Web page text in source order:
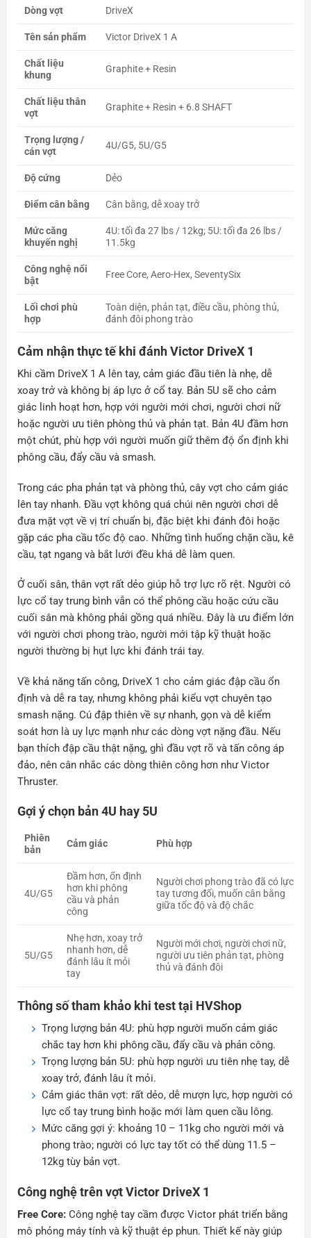
Dòng vợt DriveX
Tên sản phẩm Victor DriveX 1 A
Chất liệu
khung
Graphite + Resin
Chất liệu thân
vợt
Graphite + Resin + 6.8 SHAFT
Trọng lượng /
cán vợt
4U/G5, 5U/G5
Độ cứng Dẻo
Điểm cân bằng Cân bằng, dễ xoay trở
Mức căng
khuyến nghị
4U: tối đa 27 lbs / 12kg; 5U: tối đa 26 lbs /
11.5kg
Công nghệ nổi
bật
Free Core, Aero-Hex, SeventySix
Lối chơi phù
hợp
Toàn diện, phản tạt, điều cầu, phòng thủ,
đánh đôi phong trào
Cảm nhận thực tế khi đánh Victor DriveX 1
Khi cầm DriveX 1 A lên tay, cảm giác đầu tiên là nhẹ, dễ
xoay trở và không bị áp lực ở cổ tay. Bản 5U sẽ cho cảm
giác linh hoạt hơn, hợp với người mới chơi, người chơi nữ
hoặc người ưu tiên phòng thủ và phản tạt. Bản 4U đầm hơn
một chút, phù hợp với người muốn giữ thêm độ ổn định khi
phông cầu, đẩy cầu và smash.
Trong các pha phản tạt và phòng thủ, cây vợt cho cảm giác
lên tay nhanh. Đầu vợt không quá chúi nên người chơi dễ
đưa mặt vợt về vị trí chuẩn bị, đặc biệt khi đánh đôi hoặc
gặp các pha cầu tốc độ cao. Những tình huống chặn cầu, kê
cầu, tạt ngang và bắt lưới đều khá dễ làm quen.
Ở cuối sân, thân vợt rất dẻo giúp hỗ trợ lực rõ rệt. Người có
lực cổ tay trung bình vẫn có thể phông cầu hoặc cứu cầu
cuối sân mà không phải gồng quá nhiều. Đây là ưu điểm lớn
với người chơi phong trào, người mới tập kỹ thuật hoặc
người thường bị hụt lực khi đánh trái tay.
Về khả năng tấn công, DriveX 1 cho cảm giác đập cầu ổn
định và dễ ra tay, nhưng không phải kiểu vợt chuyên tạo
smash nặng. Cú đập thiên về sự nhanh, gọn và dễ kiểm
soát hơn là uy lực mạnh như các dòng vợt nặng đầu. Nếu
bạn thích đập cầu thật nặng, ghì đầu vợt rõ và tấn công áp
đảo, nên cân nhắc các dòng thiên công hơn như Victor
Thruster.
Gợi ý chọn bản 4U hay 5U
Phiên
bản
Cảm giác Phù hợp
4U/G5
Đầm hơn, ổn định
hơn khi phông
cầu và phản
công
Người chơi phong trào đã có lực
tay tương đối, muốn cân bằng
giữa tốc độ và độ chắc
5U/G5
Nhẹ hơn, xoay trở
nhanh hơn, dễ
đánh lâu ít mỏi
tay
Người mới chơi, người chơi nữ,
người ưu tiên phản tạt, phòng
thủ và đánh đôi
Thông số tham khảo khi test tại HVShop
Trọng lượng bản 4U: phù hợp người muốn cảm giác
chắc tay hơn khi phông cầu, đẩy cầu và phản công.
Trọng lượng bản 5U: phù hợp người ưu tiên nhẹ tay, dễ
xoay trở, đánh lâu ít mỏi.
Cảm giác thân vợt: rất dẻo, dễ mượn lực, hợp người có
lực cổ tay trung bình hoặc mới làm quen cầu lông.
Mức căng gợi ý: khoảng 10 – 11kg cho người mới và
phong trào; người có lực tay tốt có thể dùng 11.5 –
12kg tùy bản vợt.
Công nghệ trên vợt Victor DriveX 1
Free Core:Công nghệ tay cầm được Victor phát triển bằng
mô phỏng máy tính và kỹ thuật ép phun. Thiết kế này giúp